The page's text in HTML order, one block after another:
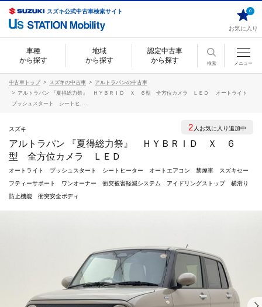
スズキ公式中古車検索サイト
お気に入り
0
車種
から探す
地域
から探す
認定中古車
から探す
検索 メニュー
中古車トップ スズキの中古車
アルトラパンの中古車
アルトラパン 『夏得総力祭』 ＨＹＢＲＩＤ Ｘ ６型 全方位カメラ ＬＥＤ オートライト
プッシュスタート シートヒ ...
スズキ
アルトラパン 『夏得総力祭』 ＨＹＢＲＩＤ Ｘ ６
型 全方位カメラ ＬＥＤ
オートライト プッシュスタート シートヒーター オートエアコン 禁煙車 スズキセー
フティーサポート ワンオーナー 衝突被害軽減システム アイドリングストップ 横滑り
防止機能 衝突安全ボディ
2 人お気に入り追加中